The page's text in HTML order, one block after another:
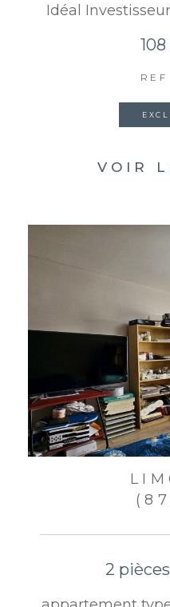
Idéal
VOIR
2